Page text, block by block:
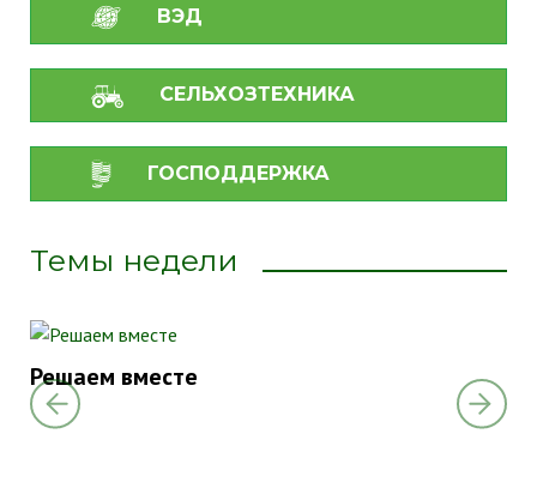
ВЭД
СЕЛЬХОЗТЕХНИКА
ГОСПОДДЕРЖКА
Темы недели
Решаем вместе